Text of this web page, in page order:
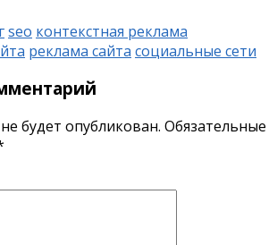
seo контекстная реклама
реклама сайта социальные сети
будет опубликован. Обязательные